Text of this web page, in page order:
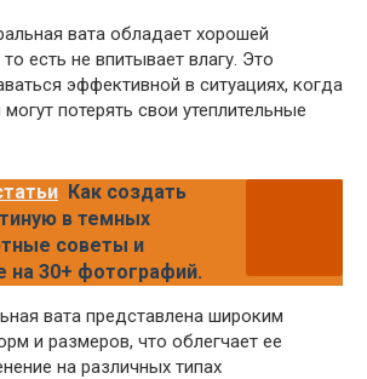
вата обладает хорошей
есть не впитывает влагу. Это
эффективной в ситуациях, когда
потерять свои утеплительные
Как создать
в темных
советы и
на 30+ фотографий.
вата представлена широким
и размеров, что облегчает ее
на различных типах